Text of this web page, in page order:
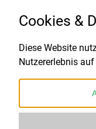
IMPRESSUM
Gefördert durch:
Cookies &
Diese Website
Nutzererlebnis